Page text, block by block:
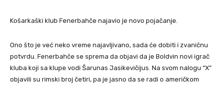
Košarkaški klub Fenerbahče najavio je novo pojačanje.
Ono što je već neko vreme najavljivano, sada će dobiti i zvaničnu
potvrdu. Fenerbahče se sprema da objavi da je Boldvin novi igrač
kluba koji sa klupe vodi Šarunas Jasikevičijus. Na svom nalogu “X”
objavili su rimski broj četiri, pa je jasno da se radi o američkom